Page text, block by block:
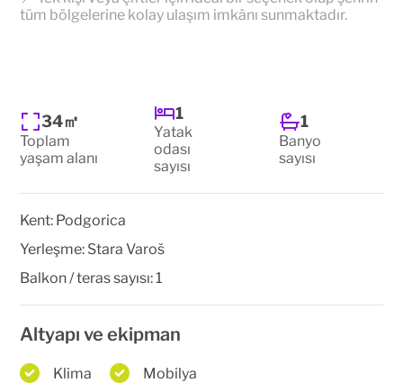
tüm bölgelerine kolay ulaşım imkânı sunmaktadır.
34㎡
Toplam
yaşam alanı
1
Yatak
odası
sayısı
1
Banyo
sayısı
Kent: Podgorica
Yerleşme: Stara Varoš
Balkon / teras sayısı:1
Altyapı ve ekipman
Klima Mobilya